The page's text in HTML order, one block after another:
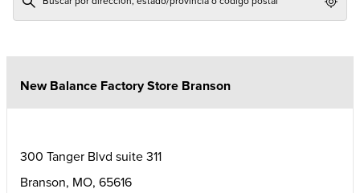
New Balance Factory Store Branson
300 Tanger Blvd suite 311
Branson, MO, 65616